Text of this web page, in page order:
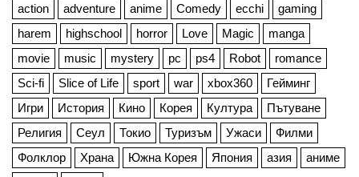
action adventure anime Comedy ecchi
gaming
harem
highschool horror Love Magic
manga
movie
music mystery pc ps4 Robot
romance
Sci-fi
Slice of Life sport war xbox360
Гейминг
Игри
История Кино Корея Култура
Пътуване
Религия
Сеул Токио Туризъм Ужаси
Филми
Фолклор
Храна Южна Корея Япония азия
аниме